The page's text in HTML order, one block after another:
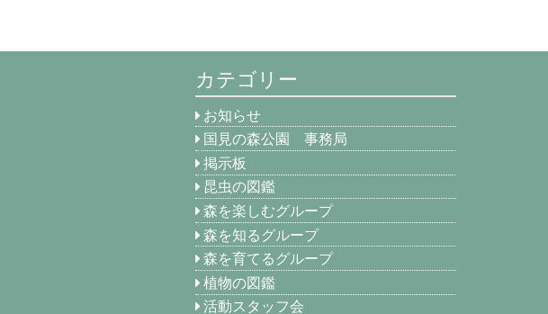
カテゴリー
お知らせ
国見の森公園 事務局
掲示板
昆虫の図鑑
森を楽しむグループ
森を知るグループ
森を育てるグループ
植物の図鑑
活動スタッフ会